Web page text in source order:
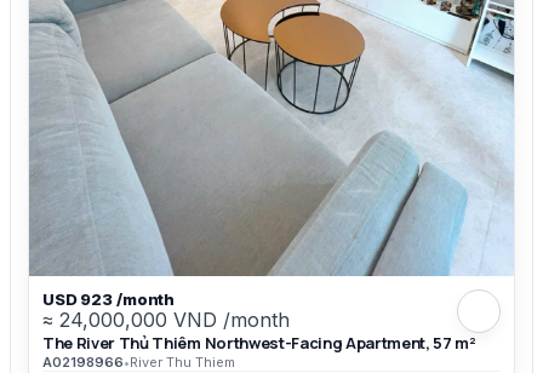
USD 923 /month
≈ 24,000,000 VND /month
The River Thủ Thiêm Northwest-Facing Apartment, 57 m²
A02198966•River Thu Thiem